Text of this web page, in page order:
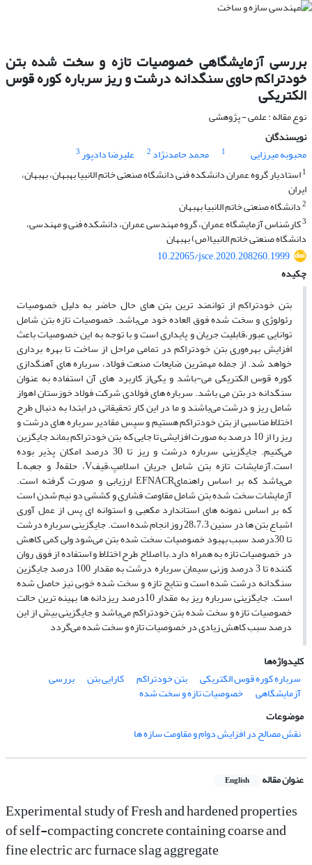
بررسی آزمایشگاهی خصوصیات تازه و سخت شده بتن
خودتراکم حاوی سنگدانه درشت و ریز سرباره کوره قوس
الکتریکی
نوع مقاله : علمی - پژوهشی
نویسندگان
محبوبه میرزایی
1 محمد حامدنژاد 2 علیرضا دادپور3
1استادیار گروه عمران دانشکده فنی دانشگاه صنعتی خاتم الانبیا بهبهان، بهبهان،
ایران
2دانشگاه صنعتی خاتم الانبیا بهبهان
3کارشناس آزمایشگاه عمران، گروه مهندسی عمران، دانشکده فنی و مهندسی،
دانشگاه صنعتی خاتم الانبیا(ص) بهبهان
10.22065/jsce.2020.208260.1999
چکیده
بتن خودتراکم از توانمند ترین بتن های حال حاضر به دلیل خصوصیات
رئولوژی و سخت شده فوق العاده خود می‌باشد. خصوصیات تازه بتن شامل
توانایی عبور،قابلیت جریان و پایداری است و با توجه به این خصوصیات باعث
افزایش بهره‌وری بتن خودتراکم در تمامی مراحل از ساخت تا بهره برداری
خواهد شد. از جمله مهمترین ضایعات صنعت فولاد، سرباره های آهنگدازی
کوره قوس الکتریکی می-باشد و یکی‌از کاربرد های آن استفاده به عنوان
سنگدانه در بتن می باشد. سرباره های فولادی شرکت فولاد خوزستان اهواز
شامل ریز و درشت می‌باشند و ما در این کار تحقیقاتی در ابتدا به دنبال طرح
اختلاط مناسبی از بتن خودتراکم هستیم و سپس مقادیر سرباره های درشت و
ریز را از 10 درصد به صورت افزایشی تا جایی که بتن خودتراکم بماند جایگزین
می‌کنیم. جایگزینی سرباره درشت و ریز تا 30 درصد امکان پذیر بوده
است.آزمایشات تازه بتن شامل جریان اسلامپ،قیفV، حلقهJ و جعبهL
می‌باشد که بر اساس راهنمایEFNACR ارزیابی و صورت گرفته است.
آزمایشات سخت شده بتن شامل مقاومت فشاری و کششی دو نیم شدن است
که بر اساس نمونه های استاندارد مکعبی و استوانه ای پس از عمل آوری
اشباع بتن ها در سنین 28،7،3 روز انجام شده است. جایگزینی سرباره درشت
تا 30درصد سبب بهبود خصوصیات سخت شده بتن می‌شود ولی کمی کاهش
در خصوصیات تازه به همراه دارد.با اصلاح طرح اختلاط و استفاده از فوق روان
کننده تا 3 درصد وزنی سیمان سرباره درشت به مقدار 100 درصد جایگزین
سنگدانه درشت شده است و نتایج تازه و سخت شده خوبی نیز حاصل شده
است. جایگزینی سرباره ریز به مقدار 10درصد ریزدانه ها بهینه ترین حالت
خصوصیات تازه و سخت شده بتن خودتراکم می‌باشد و جایگزینی بیش از این
درصد سبب کاهش زیادی در خصوصیات تازه و سخت شده می‌گردد
کلیدواژه‌ها
سرباره کوره قوس الکتریکی
بتن خودتراکم کارایی بتن بررسی
آزمایشگاهی
خصوصیات تازه و سخت شده
موضوعات
نقش مصالح در افزایش دوام و مقاومت سازه ها
عنوان مقاله English
Experimental study of Fresh and hardened properties
of self-compacting concrete containing coarse and
fine electric arc furnace slag aggregate